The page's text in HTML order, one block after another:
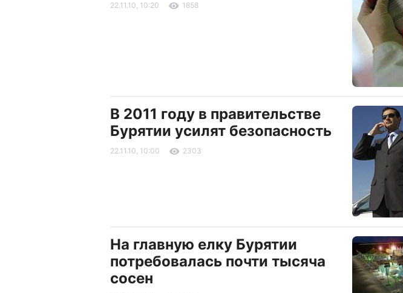
22.11.10, 10:20 1858
В 2011 году в правительстве
Бурятии усилят безопасность
22.11.10, 10:00 2303
На главную елку Бурятии
потребовалась почти тысяча
сосен